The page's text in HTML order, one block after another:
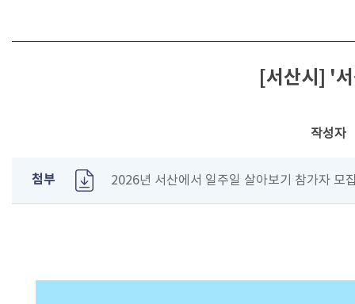
[서산시] '
작성자
첨부 2026년 서산에서 일주일 살아보기 참가자 모